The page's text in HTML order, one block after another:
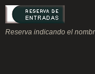
Reserva indicando el